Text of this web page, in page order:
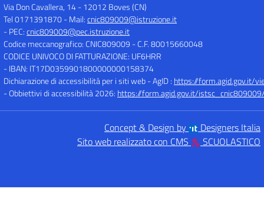
Via Don Cavallera, 14-12012 Boves (CN)
Tel 0171391870- Mail:cnic809009@istruzione.it
- PEC:cnic809009@pec.istruzione.it
Codice meccanografico: CNIC809009 - C.F. 80015660048
CODICE UNIVOCO DI FATTURAZIONE: UF6HRR
- IBAN: IT17D0359901800000000158374
Dichiarazione di accessibilità per i siti web - AgID : https://form.agid.gov.it/
- Obbiettivi di accessibilità 2026: https://form.agid.gov.it/
Concept & Design by
Designers Italia
Sito web realizzato con CMS
SCUOLASTICO